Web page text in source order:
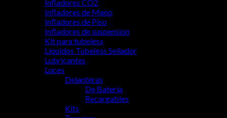
Infladores CO2
Infladores de Mano
Infladores de Piso
Infladores de suspension
Kit para tubeless
Líquidos Tubeless Sellador
Lubricantes
Luces
Delanteras
De Bateria
Recargables
Kits